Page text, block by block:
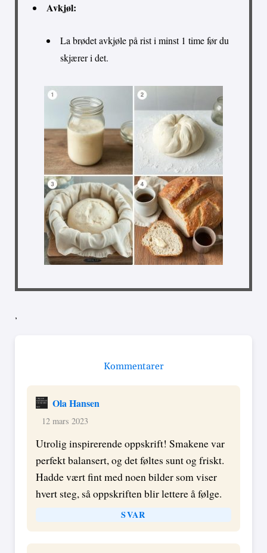
Avkjøl:
La brødet avkjøle på rist i minst 1 time før du
skjærer i det.
,
Kommentarer
Ola Hansen
12 mars 2023
Utrolig inspirerende oppskrift! Smakene var
perfekt balansert, og det føltes sunt og friskt.
Hadde vært fint med noen bilder som viser
hvert steg, så oppskriften blir lettere å følge.
SVAR